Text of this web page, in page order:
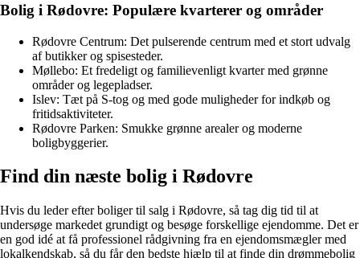
Bolig i Rødovre: Populære kvarterer og områder
Rødovre Centrum: Det pulserende centrum med et stort udvalg
af butikker og spisesteder.
Møllebo: Et fredeligt og familievenligt kvarter med grønne
områder og legepladser.
Islev: Tæt på S-tog og med gode muligheder for indkøb og
fritidsaktiviteter.
Rødovre Parken: Smukke grønne arealer og moderne
boligbyggerier.
Find din næste bolig i Rødovre
Hvis du leder efter boliger til salg i Rødovre, så tag dig tid til at
undersøge markedet grundigt og besøge forskellige ejendomme. Det er
en god idé at få professionel rådgivning fra en ejendomsmægler med
lokalkendskab, så du får den bedste hjælp til at finde din drømmebolig